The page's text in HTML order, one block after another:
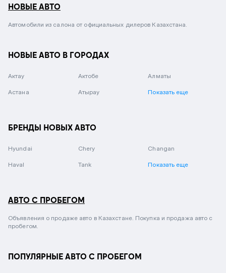
НОВЫЕ АВТО
Автомобили из салона от официальных дилеров Казахстана.
НОВЫЕ АВТО В ГОРОДАХ
Актау Актобе Алматы
Астана Атырау Показать еще
БРЕНДЫ НОВЫХ АВТО
Hyundai Chery Changan
Haval Tank Показать еще
АВТО С ПРОБЕГОМ
Объявления о продаже авто в Казахстане. Покупка и продажа авто с
пробегом.
ПОПУЛЯРНЫЕ АВТО С ПРОБЕГОМ